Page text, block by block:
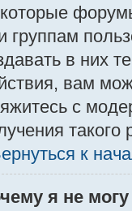
группам
в них
вам
с
такого
к
я не